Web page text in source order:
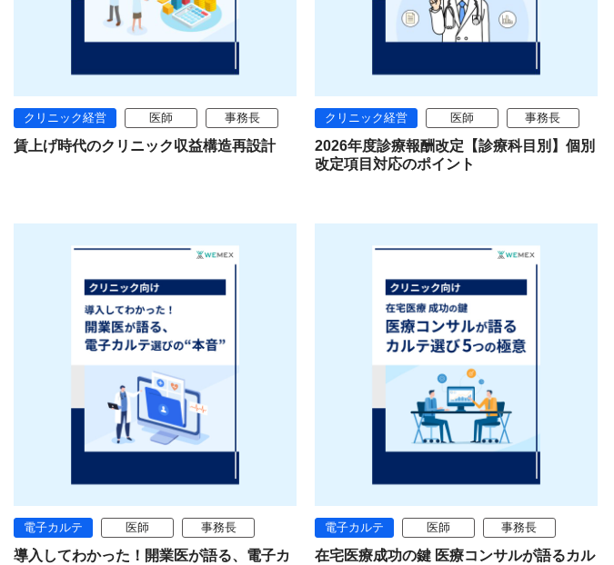
クリニック経営 医師 事務長
賃上げ時代のクリニック収益構造再設計
クリニック経営 医師 事務長
2026年度診療報酬改定【診療科目別】個別
改定項目対応のポイント
電子カルテ 医師 事務長
導入してわかった！開業医が語る、電子カ
電子カルテ 医師 事務長
在宅医療成功の鍵 医療コンサルが語るカル